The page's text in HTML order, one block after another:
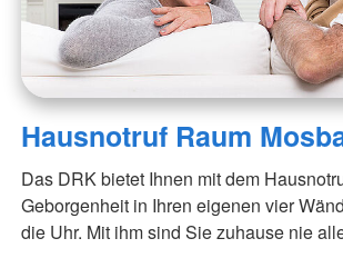
Hausnotruf Raum
Das DRK bietet Ihnen mit dem
Geborgenheit in Ihren eigenen vier
die Uhr. Mit ihm sind Sie zuhause nie